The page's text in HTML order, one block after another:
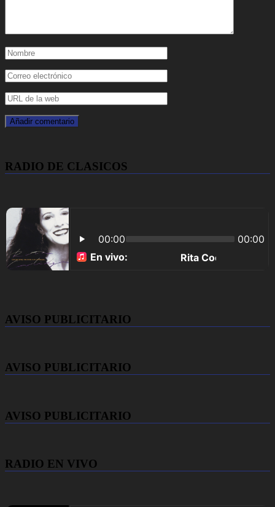
RADIO DE CLASICOS
AVISO PUBLICITARIO
AVISO PUBLICITARIO
AVISO PUBLICITARIO
RADIO EN VIVO